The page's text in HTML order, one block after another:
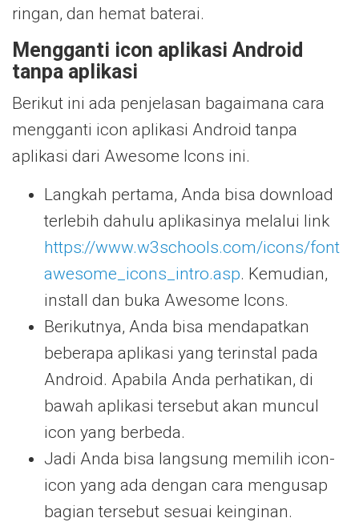
ringan, dan hemat baterai.
Mengganti icon aplikasi Android
tanpa aplikasi
Berikut ini ada penjelasan bagaimana cara
mengganti icon aplikasi Android tanpa
aplikasi dari Awesome Icons ini.
Langkah pertama, Anda bisa download
terlebih dahulu aplikasinya melalui link
https://www.w3schools.com/icons/font
awesome_icons_intro.asp. Kemudian,
install dan buka Awesome Icons.
Berikutnya, Anda bisa mendapatkan
beberapa aplikasi yang terinstal pada
Android. Apabila Anda perhatikan, di
bawah aplikasi tersebut akan muncul
icon yang berbeda.
Jadi Anda bisa langsung memilih icon-
icon yang ada dengan cara mengusap
bagian tersebut sesuai keinginan.